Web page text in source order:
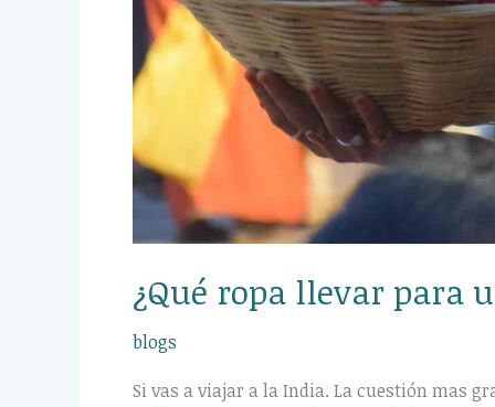
¿Qué ropa llevar para
blogs
Si vas a viajar a la India. La cuestión mas